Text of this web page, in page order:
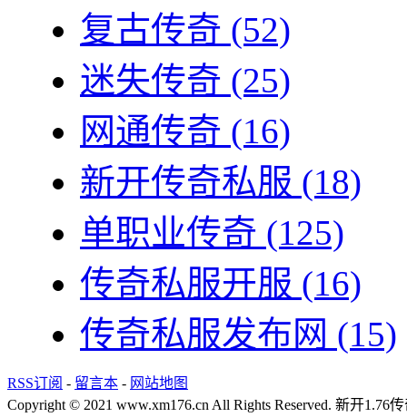
复古传奇 (52)
迷失传奇 (25)
网通传奇 (16)
新开传奇私服 (18)
单职业传奇 (125)
传奇私服开服 (16)
传奇私服发布网 (15)
RSS订阅 - 留言本 - 网站地图
Copyright © 2021 www.xm176.cn All Rights Reserved. 新开1.76